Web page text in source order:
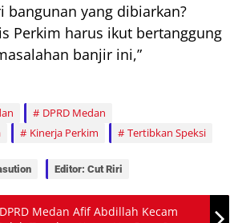
bangunan yang dibiarkan?
Perkim harus ikut bertanggung
banjir ini,”
DPRD Medan
Kinerja Perkim Tertibkan Speksi
Editor: Cut Riri
Medan Afif Abdillah Kecam